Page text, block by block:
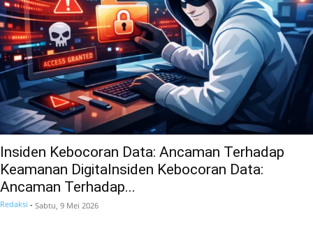
Insiden Kebocoran Data: Ancaman Terhadap
Keamanan Digitalnsiden Kebocoran Data:
Ancaman Terhadap...
Redaksi - Sabtu, 9 Mei 2026